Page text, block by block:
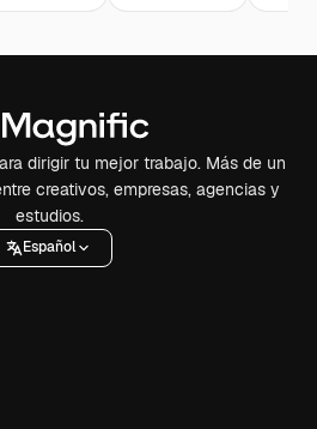
dirigir tu mejor trabajo. Más de un
creativos, empresas, agencias y
estudios.
Español